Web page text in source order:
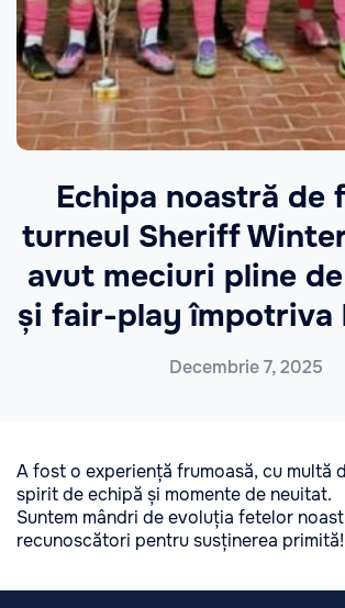
Echipa noastră de
turneul Sheriff
avut meciuri pline
și fair-play împotriva
Decembrie 7, 2025
A fost o experiență frumoasă, cu multă
spirit de echipă și momente de neuitat.
Suntem mândri de evoluția fetelor
recunoscători pentru susținerea primită!